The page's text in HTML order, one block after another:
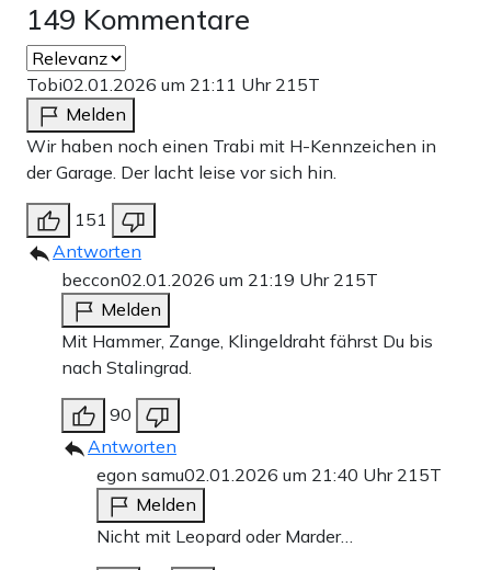
149 Kommentare
Tobi02.01.2026 um 21:11 Uhr 215T
Melden
Wir haben noch einen Trabi mit H-Kennzeichen in
der Garage. Der lacht leise vor sich hin.
151
Antworten
beccon02.01.2026 um 21:19 Uhr 215T
Melden
Mit Hammer, Zange, Klingeldraht fährst Du bis
nach Stalingrad.
90
Antworten
egon samu02.01.2026 um 21:40 Uhr 215T
Melden
Nicht mit Leopard oder Marder…